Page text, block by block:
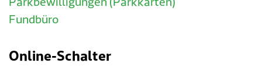
Fundbüro
Online-Schalter